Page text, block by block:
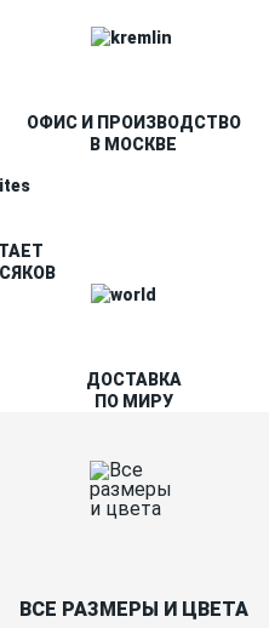
ОФИС И ПРОИЗВОДСТВО
В МОСКВЕ
ДОСТАВКА
ПО МИРУ
ВСЕ РАЗМЕРЫ И ЦВЕТА